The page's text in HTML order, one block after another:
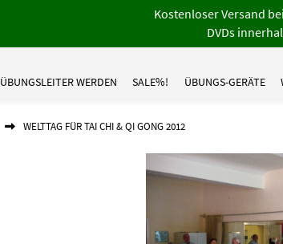
Kostenloser Versand
DVDs
ÜBUNGSLEITER WERDEN SALE%! ÜBUNGS-GERÄTE
WELTTAG FÜR TAI CHI & QI GONG 2012